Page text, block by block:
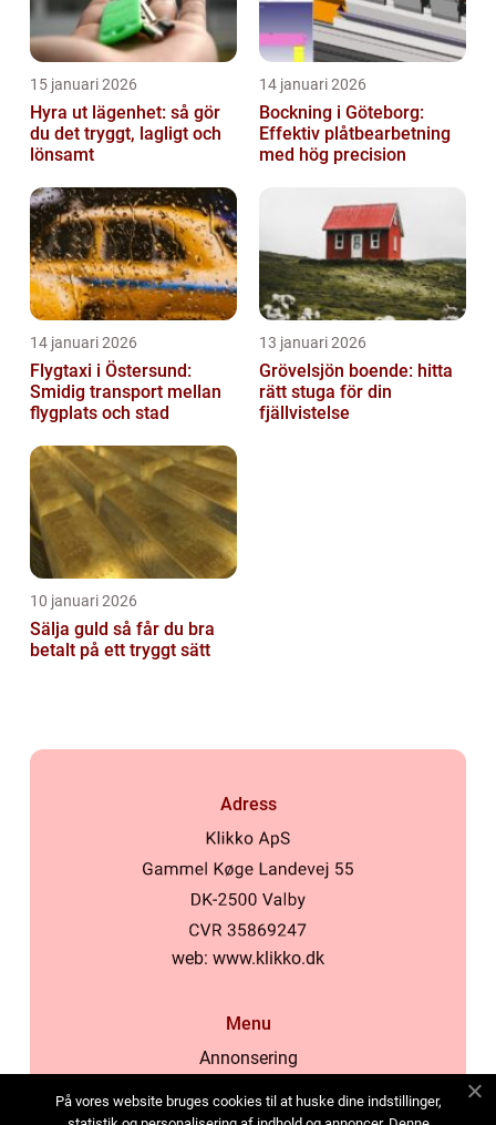
15 januari 2026
Hyra ut lägenhet: så gör
du det tryggt, lagligt och
lönsamt
14 januari 2026
Bockning i Göteborg:
Effektiv plåtbearbetning
med hög precision
14 januari 2026
Flygtaxi i Östersund:
Smidig transport mellan
flygplats och stad
13 januari 2026
Grövelsjön boende: hitta
rätt stuga för din
fjällvistelse
10 januari 2026
Sälja guld så får du bra
betalt på ett tryggt sätt
Adress
web: www.klikko.dk
Menu
Annonsering
Cookies
På vores website bruges cookies til at huske dine indstillinger,